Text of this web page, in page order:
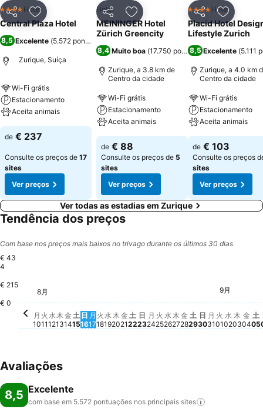
hotel oferece equipamento audiovisual, serviços de secretária e
serviços de tradução. Para lazer oferece bar lounge, TV no lobby,
cafetaria, restaurante e academia de ginástica. É autorizada a
entrada de animais de estimação.
PartilharAdicionar aos favoritos
4 EstrelasHotel
Central Plaza Hotel
8,5 Excelente (5.572 pontuações
Zurique, Suíça
Wi-Fi grátis
Estacionamento
Aceita animais
de € 237
Consulte os preços de 17
sites
Ver preços
PartilharAdicionar aos favoritos
Hotel
MEININGER Hotel
Zürich Greencity
8,4 Muito boa (17.750 pontuações)
Zurique, a 3.8 km de
Centro da cidade
Wi-Fi grátis
Estacionamento
Aceita animais
de € 88
Consulte os preços de 5
sites
Ver preços
Partilhar
4 EstrelasHotel
Placid Hotel
Lifestyle Zurich
8,5 Excelente (5.111
Zurique, a 4.0 km
Centro da cidade
Wi-Fi grátis
Estacionamento
Aceita animais
de € 103
Consulte os preços
sites
Ver preços
Ver todas as estadias em Zurique
Tendência dos preços
Com base nos preços mais baixos no trivago durante os últimos 30 dias
€ 43
4
€ 215
€ 0
月, 8月 10
€ 357
8月
月
10
火, 8月 11
€ 403
火
11
水
12
木
13
金
14
土
15
日
16
月
17
火
18
水
19
木
20
金
21
土
22
日
23
月
24
火, 8月 25
Não há preço
火
25
水
26
木
27
金, 8月 28
金
28
土, 8月 29
土
29
日, 8月 30
€ 393
日
30
月, 8月 31
Não há
月
31
火, 9月 01
€ 379
9月
火
01
水, 9月
Não há
水
02
木, 9
Não
木
03
金
04
土
05
Avaliações
8,5 Excelente
com base em 5.572 pontuações nos principais sites